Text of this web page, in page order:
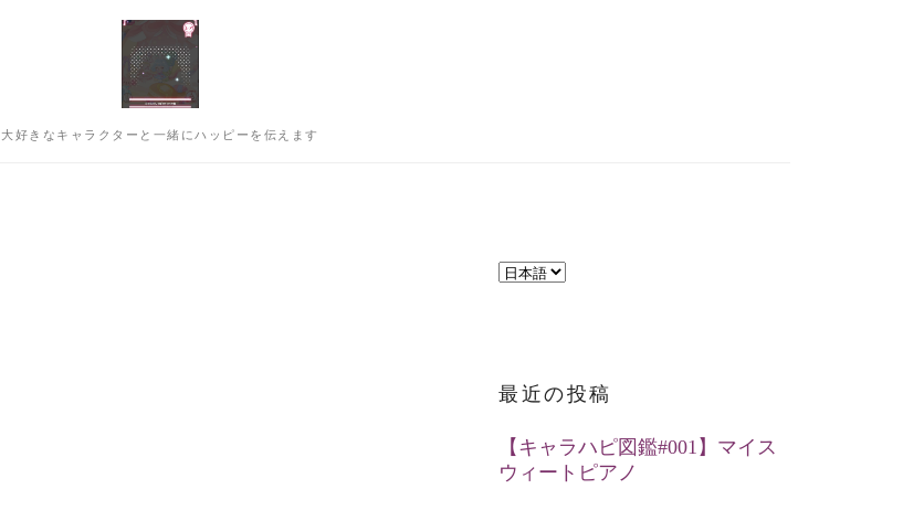
大好きなキャラクターと一緒にハッピーを伝えます
言
択
最近の投稿
【キャラハピ図鑑#001】マイス
ウィートピアノ